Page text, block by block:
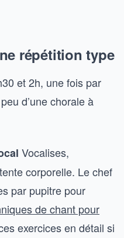
répétition type
et 2h, une fois par
d’une chorale à
Vocalises,
corporelle. Le chef
par pupitre pour
de chant pour
exercices en détail si